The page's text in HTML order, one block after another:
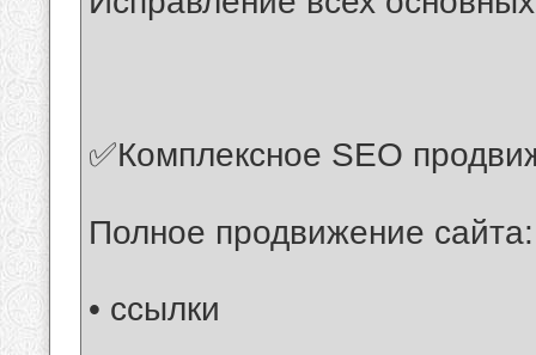
✅Комплексное SEO
Полное продвижение сайта:
• ссылки